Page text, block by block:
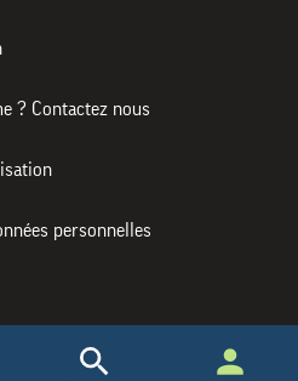
? Contactez nous
personnelles